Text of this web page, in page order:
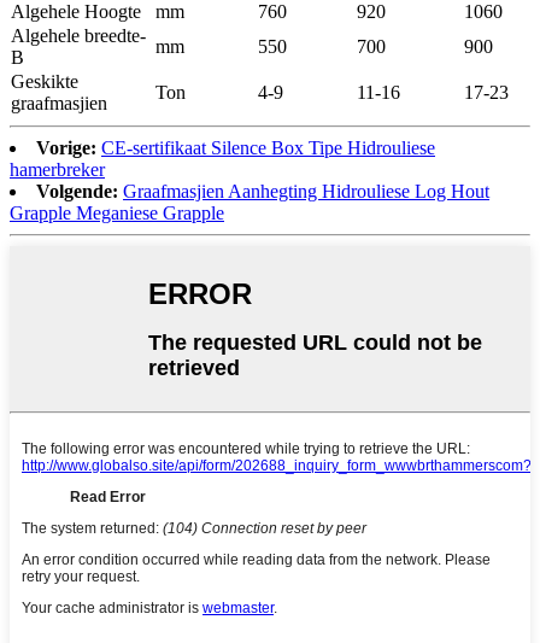
Algehele Hoogte
mm 760 920
1060
Algehele breedte-
B
mm 550 700
900
Geskikte
graafmasjien
Ton 4-9 11-16 17-23
Vorige: CE-sertifikaat Silence Box Tipe Hidrouliese
hamerbreker
Volgende: Graafmasjien Aanhegting Hidrouliese Log Hout
Grapple Meganiese Grapple